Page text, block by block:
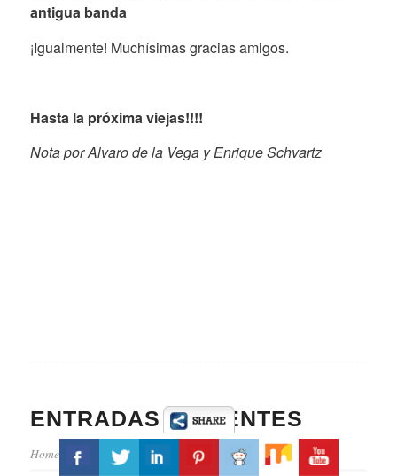
antigua banda
¡Igualmente! Muchísimas gracias amigos.
Hasta la próxima viejas!!!!
Nota por Alvaro de la Vega y Enrique Schvartz
ENTRADAS RECIENTES
Homenaje A Redd En El San Martin